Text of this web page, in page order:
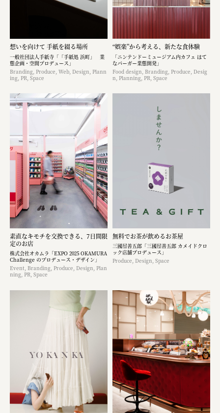
想いを向けて 手紙を綴る場所
一般社団法人手紙寺「「手紙処 浜町」 業
態企画・空間プロデュース」
Branding, Produce, Web, Design, Plann
ing, PR, Space
“娯楽”から考える、新たな食体験
「ニンテンドーミュージアム内カフェ はて
なバーガー業態開発」
Food design, Branding, Produce, Desig
n, Planning, PR, Space
素直なキモチを交換できる、7日間限
定のお店
株式会社オカムラ「EXPO 2025 OKAMURA
Challenge のプロデュース・デザイン」
Event, Branding, Produce, Design, Plan
ning, PR, Space
無料でお茶が飲めるお茶屋
三國屋善五郎「三國屋善五郎 カメイドクロ
ック店舗プロデュース」
Produce, Design, Space